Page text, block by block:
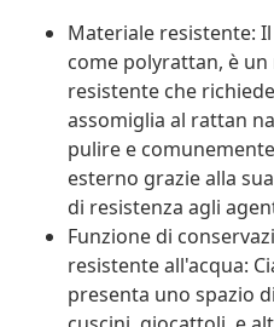
Materiale resistente:
come polyrattan, è
resistente che
assomiglia al rattan
pulire e
esterno grazie alla
di resistenza agli
Funzione di
resistente all'acqua:
presenta uno spazio